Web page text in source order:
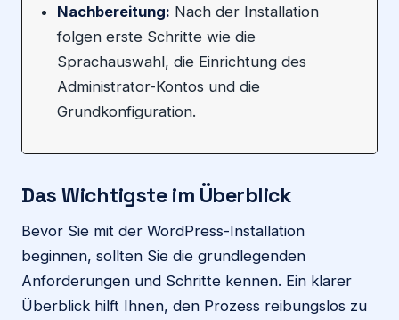
Nachbereitung: Nach der Installation
folgen erste Schritte wie die
Sprachauswahl, die Einrichtung des
Administrator-Kontos und die
Grundkonfiguration.
Das Wichtigste im Überblick
Bevor Sie mit der WordPress-Installation
beginnen, sollten Sie die grundlegenden
Anforderungen und Schritte kennen. Ein klarer
Überblick hilft Ihnen, den Prozess reibungslos zu